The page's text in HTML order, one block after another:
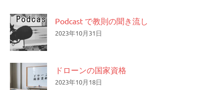
Podcast で教則の聞き流し
2023年10月31日
ドローンの国家資格
2023年10月18日